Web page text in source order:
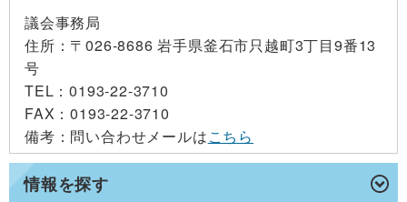
情報を探す
議会事務局
住所 ：〒026-8686 岩手県釜石市只越町3丁目9番13
号
TEL ：0193-22-3710
FAX ：0193-22-3710
備考 ：問い合わせメールはこちら